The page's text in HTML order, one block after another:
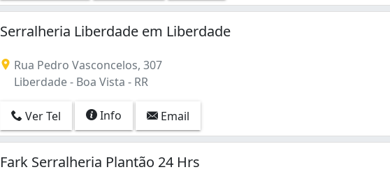
Serralheria Liberdade em Liberdade
Rua Pedro Vasconcelos, 307
Liberdade - Boa Vista - RR
Ver Tel Info Email
Fark Serralheria Plantão 24 Hrs